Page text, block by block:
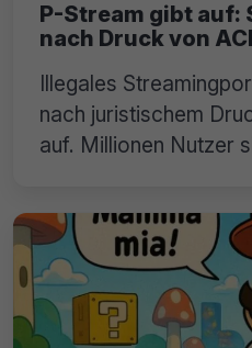
P-Stream gibt auf:
nach Druck von
Illegales
nach juristischem
auf. Millionen Nutzer